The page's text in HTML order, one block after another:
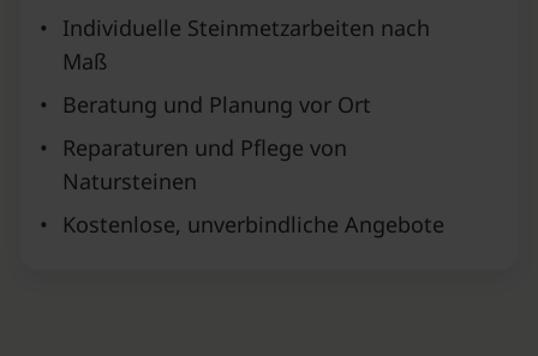
•
Individuelle Steinmetzarbeiten nach
Maß
•
Beratung und Planung vor Ort
•
Reparaturen und Pflege von
Natursteinen
•
Kostenlose, unverbindliche Angebote